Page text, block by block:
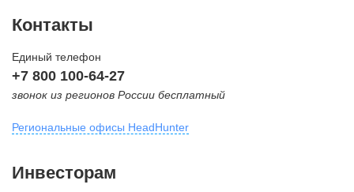
Контакты
Единый телефон
+7 800 100-64-27
звонок из регионов России бесплатный
Региональные офисы HeadHunter
внутригородская территория
Инвесторам